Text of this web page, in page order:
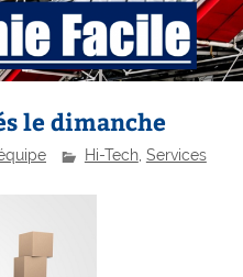
le dimanche
Hi-Tech, Services